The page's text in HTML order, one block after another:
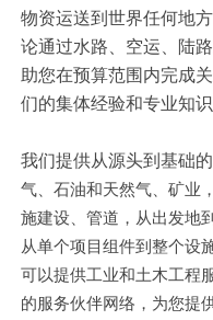
物资运送到 世界任何地
论通过水路、空运、陆
助您在预算范围内完成
们的集体经验和专业知
我们提供从源头到基础
气、石油和天然气、 矿业，
施建设、 管道， 从出发地
从单个项目组件到整个设
可以提供工业和土木工程
的服务伙伴网络，为您提